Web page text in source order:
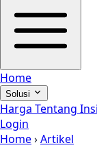
Home
Solusi
Harga Tentang
Login
Home›Artikel